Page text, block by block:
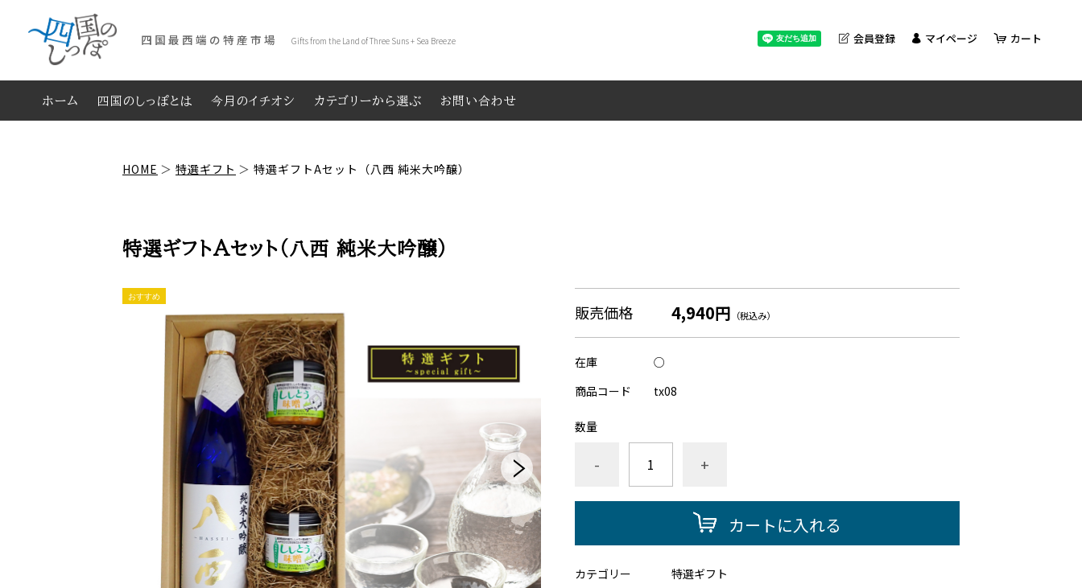
四国最西端の特産市場 Gifts from the Land of Three Suns + Sea Breeze 会員登録 マイページ カート
ホーム 四国のしっぽとは 今月のイチオシ カテゴリーから選ぶ お問い合わせ
HOME 特選ギフト 特選ギフトAセット（八西 純米大吟醸）
特選ギフトAセット（八西 純米大吟醸）
販売価格 4,940円 （税込み）
在庫
○
商品コード
tx08
数量
- +
カートに入れる
カテゴリー 特選ギフト